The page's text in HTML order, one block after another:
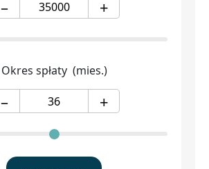
– +
Okres spłaty (mies.)
– +